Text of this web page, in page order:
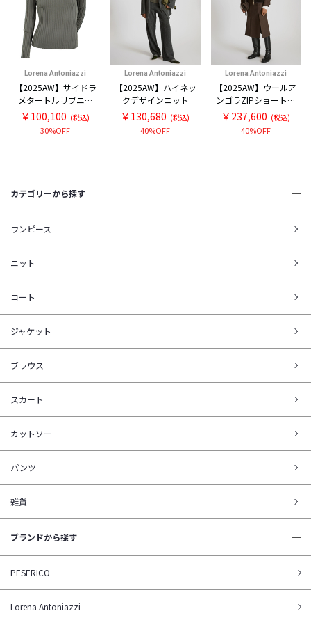
Lorena Antoniazzi
【2025AW】サイドラ
メタートルリブニッ
ト
￥100,100 (税込)
30%OFF
Lorena Antoniazzi
【2025AW】ハイネッ
クデザインニット
￥130,680 (税込)
40%OFF
Lorena Antoniazzi
【2025AW】ウールア
ンゴラZIPショートブ
ルゾン
￥237,600 (税込)
40%OFF
カテゴリーから探す
ワンピース
ニット
コート
ジャケット
ブラウス
スカート
カットソー
パンツ
雑貨
ブランドから探す
PESERICO
Lorena Antoniazzi